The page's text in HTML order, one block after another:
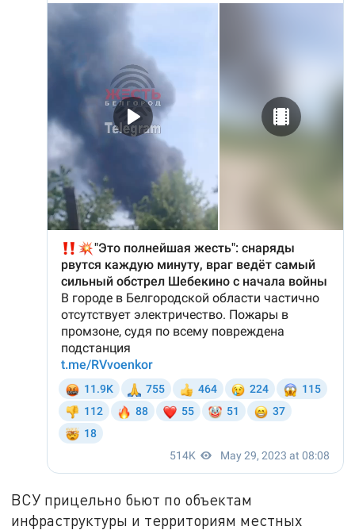
ВСУ прицельно бьют по объектам
инфраструктуры и территориям местных